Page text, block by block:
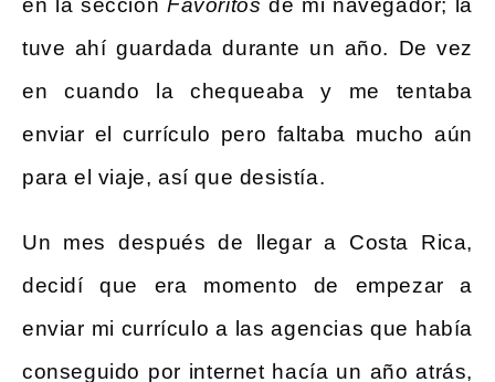
en la sección Favoritos de mi navegador; la
tuve ahí guardada durante un año. De vez
en cuando la chequeaba y me tentaba
enviar el currículo pero faltaba mucho aún
para el viaje, así que desistía.
Un mes después de llegar a Costa Rica,
decidí que era momento de empezar a
enviar mi currículo a las agencias que había
conseguido por internet hacía un año atrás,